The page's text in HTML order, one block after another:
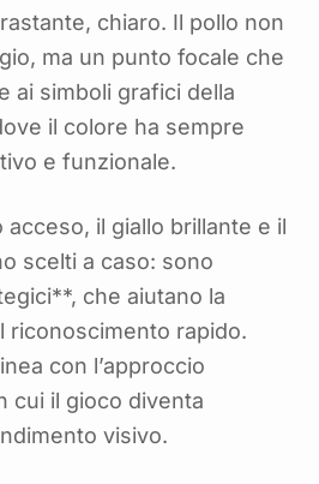
chiaro. Il pollo non
ma un punto focale che
ai simboli grafici della
il colore ha sempre
e funzionale.
il giallo brillante e il
scelti a caso: sono
che aiutano la
riconoscimento rapido.
con l’approccio
cui il gioco diventa
visivo.